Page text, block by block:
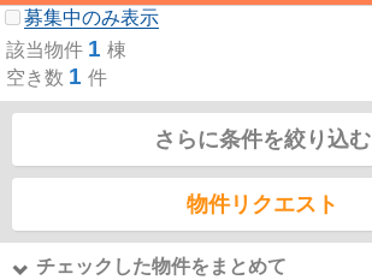
募集中のみ表示
該当物件 1 棟
空き数 1 件
さらに条件を絞り込む
物件リクエスト
チェックした物件をまとめて